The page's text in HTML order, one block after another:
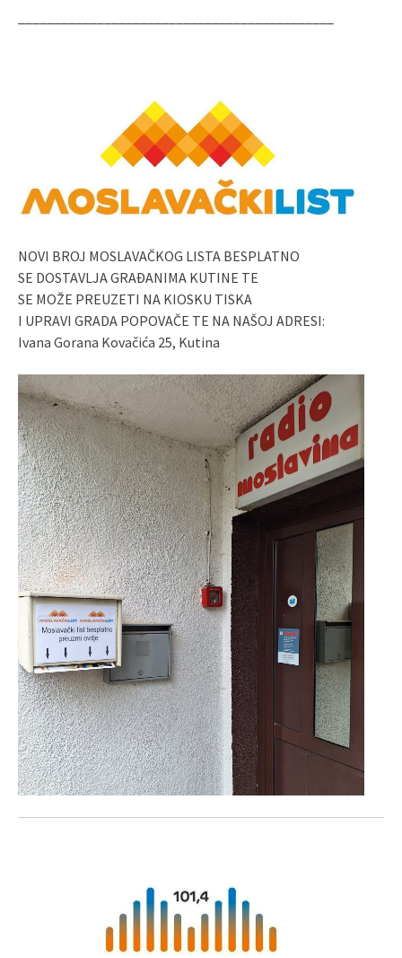
NOVI BROJ MOSLAVAČKOG LISTA BESPLATNO
SE DOSTAVLJA GRAĐANIMA KUTINE TE
SE MOŽE PREUZETI NA KIOSKU TISKA
I UPRAVI GRADA POPOVAČE TE NA NAŠOJ ADRESI:
Ivana Gorana Kovačića 25, Kutina